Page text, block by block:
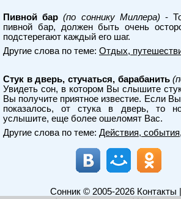
Пивной бар (по соннику Миллера) -
пивной бар, должен быть очень
подстерегают каждый его шаг.
Другие слова по теме: Отдых,
Стук в дверь, стучаться, барабанить
Увидеть сон, в котором Вы слышите
Вы получите приятное известие. Если
показалось, от стука в дверь, то
услышите, еще более ошеломят Вас.
Другие слова по теме: Действия,
Сонник© 2005-2026 Контакты